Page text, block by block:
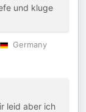
und kluge
Germany
leid aber ich